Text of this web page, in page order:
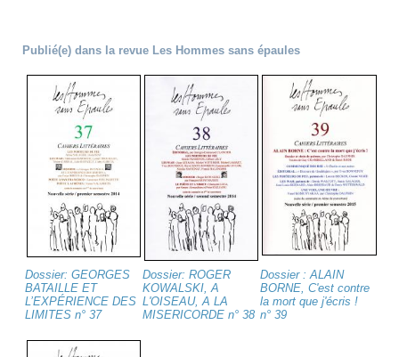
Publié(e) dans la revue Les Hommes sans épaules
Dossier: GEORGES
BATAILLE ET
L’EXPÉRIENCE DES
LIMITES n° 37
Dossier: ROGER
KOWALSKI, A
L'OISEAU, A LA
MISERICORDE n° 38
Dossier : ALAIN
BORNE, C'est contre
la mort que j'écris !
n° 39